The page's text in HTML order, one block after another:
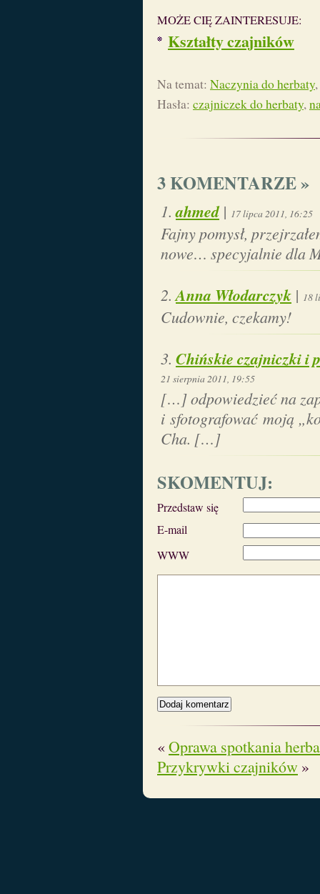
MOŻE CIĘ ZAINTERESUJE:
Kształty czajników
Na temat: Naczynia do herbaty,
Hasła: czajniczek do herbaty,
3 KOMENTARZE »
ahmed| 17 lipca 2011, 16:25
Fajny pomysł,
nowe… specyjalnie dla
Anna Włodarczyk | 18
Cudownie, czekamy!
Chińskie czajniczki i
21 sierpnia 2011, 19:55
[…] odpowiedzieć na
i sfotografować moją
Cha. […]
SKOMENTUJ:
Przedstaw się
E-mail
WWW
«Oprawa spotkania
Przykrywki czajników »